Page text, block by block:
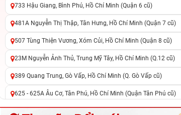
chuyển đổi, 0 gọi người thân
chuyển đổi, 0 gọi người
733 Hậu Giang, Bình Phú, Hồ Chí Minh (Quận 6 cũ)
481A Nguyễn Thị Thập, Tân Hưng, Hồ Chí Minh (Quận 7 cũ)
507 Tùng Thiện Vương, Xóm Củi, Hồ Chí Minh (Quận 8 cũ)
23M Nguyễn Ảnh Thủ, Trung Mỹ Tây, Hồ Chí Minh (Q.12 cũ)
389 Quang Trung, Gò Vấp, Hồ Chí Minh (Q. Gò Vấp cũ)
625 - 625A Âu Cơ, Tân Phú, Hồ Chí Minh (Quận Tân Phú cũ)
326 Lê Văn Việt, Tăng Nhơn Phú, Hồ Chí Minh (Q.9 TP. Thủ